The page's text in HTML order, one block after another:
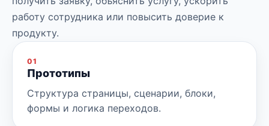
работу сотрудника или повысить доверие к
продукту.
01
Прототипы
Структура страницы, сценарии, блоки,
формы и логика переходов.